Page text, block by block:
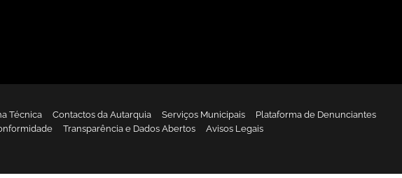
Técnica Contactos da Autarquia Serviços Municipais
Plataforma de Denunciantes
Transparência e Dados Abertos Avisos Legais